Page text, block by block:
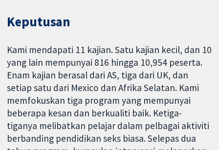
Keputusan
Kami mendapati 11 kajian. Satu kajian kecil, dan 10
yang lain mempunyai 816 hingga 10,954 peserta.
Enam kajian berasal dari AS, tiga dari UK, dan
setiap satu dari Mexico dan Afrika Selatan. Kami
memfokuskan tiga program yang mempunyai
beberapa kesan dan berkualiti baik. Ketiga-
tiganya melibatkan pelajar dalam pelbagai aktiviti
berbanding pendidikan seks biasa. Selepas dua